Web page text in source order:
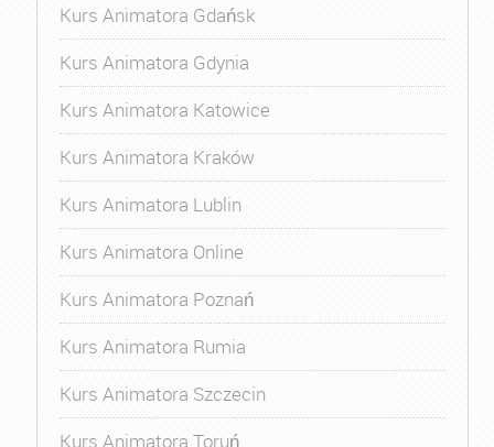
Kurs Animatora Gdańsk
Kurs Animatora Gdynia
Kurs Animatora Katowice
Kurs Animatora Kraków
Kurs Animatora Lublin
Kurs Animatora Online
Kurs Animatora Poznań
Kurs Animatora Rumia
Kurs Animatora Szczecin
Kurs Animatora Toruń